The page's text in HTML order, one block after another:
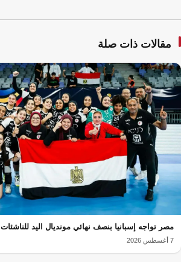
مقالات ذات صلة
مصر تواجه إسبانيا بنصف نهائي مونديال اليد للناشئات
7 أغسطس 2026